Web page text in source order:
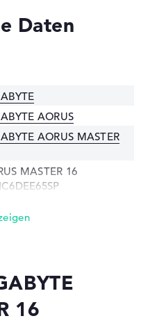
Daten
AORUS
AORUS MASTER
MASTER 16
Core
16